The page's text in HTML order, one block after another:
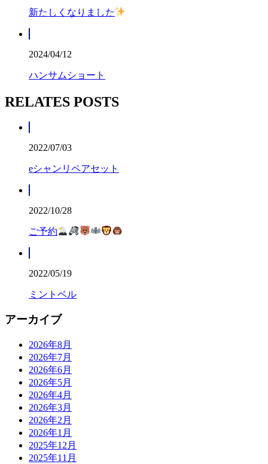
新たしくなりました
2024/04/12
ハンサムショート
RELATES POSTS
2022/07/03
eシャンリペアセット
2022/10/28
ご予約
2022/05/19
ミントベル
アーカイブ
2026年8月
2026年7月
2026年6月
2026年5月
2026年4月
2026年3月
2026年2月
2026年1月
2025年12月
2025年11月